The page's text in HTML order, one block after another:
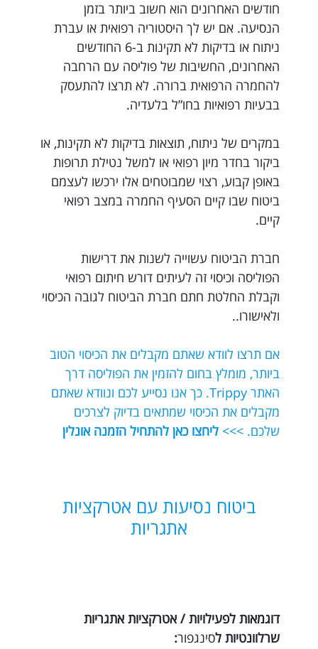
חודשים האחרונים הוא חשוב ביותר בזמן
הנסיעה. אם יש לך היסטוריה רפואית או עברת
ניתוח או בדיקות לא תקינות ב-6 החודשים
האחרונים, החשיבות של פוליסה עם הרחבה
להחמרה הרפואית ברורה. לא תרצו להתעסק
בבעיות רפואיות בחו”ל בלעדיה.
במקרים של ניתוח, תוצאות בדיקות לא תקינות, או
ביקור בחדר מיון רפואי או למשל נטילת תרופות
באופן קבוע, רצוי שמבוטחים אלו ירכשו לעצמם
ביטוח שבו קיים הסעיף החמרה במצב רפואי
קיים.
חברת הביטוח עשוייה לשנות את דרישות
הפוליסה וכיסוי זה לעיתים דורש חיתום רפואי
וקבלת החלטת חתם חברת הביטוח לגובה הכיסוי
ולאישורו..
אם תרצו לוודא שאתם מקבלים את הכיסוי הטוב
ביותר, מומלץ בחום להזמין את הפוליסה דרך
האתר Trippy. כך אנו נסייע לכם ונוודא שאתם
מקבלים את הכיסוי שמתאים בדיוק לצרכים
שלכם. >>> ליחצו כאן להתחיל הזמנה אונלין
ביטוח נסיעות עם אטרקציות
אתגריות
דוגמאות לפעילויות / אטרקציות אתגריות
שרלוונטיות לסינגפור: